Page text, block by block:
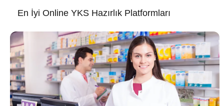
En İyi Online YKS Hazırlık Platformları